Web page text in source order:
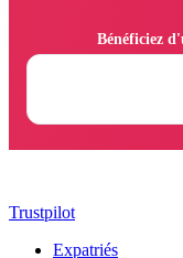
Trustpilot
Expatriés